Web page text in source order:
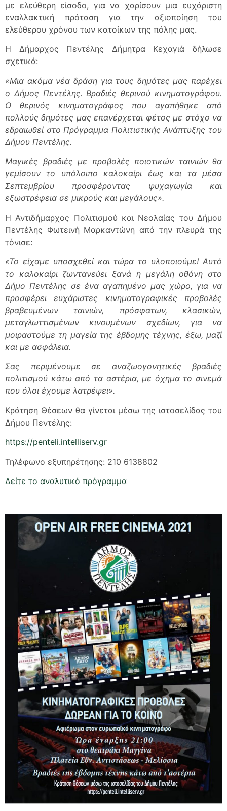
με ελεύθερη είσοδο, για να χαρίσουν μια ευχάριστη
εναλλακτική πρόταση για την αξιοποίηση του
ελεύθερου χρόνου των κατοίκων της πόλης μας.
Η Δήμαρχος Πεντέλης Δήμητρα Κεχαγιά δήλωσε
σχετικά:
«Μια ακόμα νέα δράση για τους δημότες μας παρέχει
ο Δήμος Πεντέλης. Βραδιές θερινού κινηματογράφου.
Ο θερινός κινηματογράφος που αγαπήθηκε από
πολλούς δημότες μας επανέρχεται φέτος με στόχο να
εδραιωθεί στο Πρόγραμμα Πολιτιστικής Ανάπτυξης του
Δήμου Πεντέλης.
Μαγικές βραδιές με προβολές ποιοτικών ταινιών θα
γεμίσουν το υπόλοιπο καλοκαίρι έως και τα μέσα
Σεπτεμβρίου προσφέροντας ψυχαγωγία και
εξωστρέφεια σε μικρούς και μεγάλους».
Η Αντιδήμαρχος Πολιτισμού και Νεολαίας του Δήμου
Πεντέλης Φωτεινή Μαρκαντώνη από την πλευρά της
τόνισε:
«Το είχαμε υποσχεθεί και τώρα το υλοποιούμε! Αυτό
το καλοκαίρι ζωντανεύει ξανά η μεγάλη οθόνη στο
Δήμο Πεντέλης σε ένα αγαπημένο μας χώρο, για να
προσφέρει ευχάριστες κινηματογραφικές προβολές
βραβευμένων ταινιών, πρόσφατων, κλασικών,
μεταγλωττισμένων κινουμένων σχεδίων, για να
μοιραστούμε τη μαγεία της έβδομης τέχνης, έξω, μαζί
και με ασφάλεια.
Σας περιμένουμε σε αναζωογονητικές βραδιές
πολιτισμού κάτω από τα αστέρια, με όχημα το σινεμά
που όλοι έχουμε λατρέψει».
Kράτηση Θέσεων θα γίνεται μέσω της ιστοσελίδας του
Δήμου Πεντέλης:
https://penteli.intelliserv.gr
Τηλέφωνο εξυπηρέτησης: 210 6138802
Δείτε το αναλυτικό πρόγραμμα